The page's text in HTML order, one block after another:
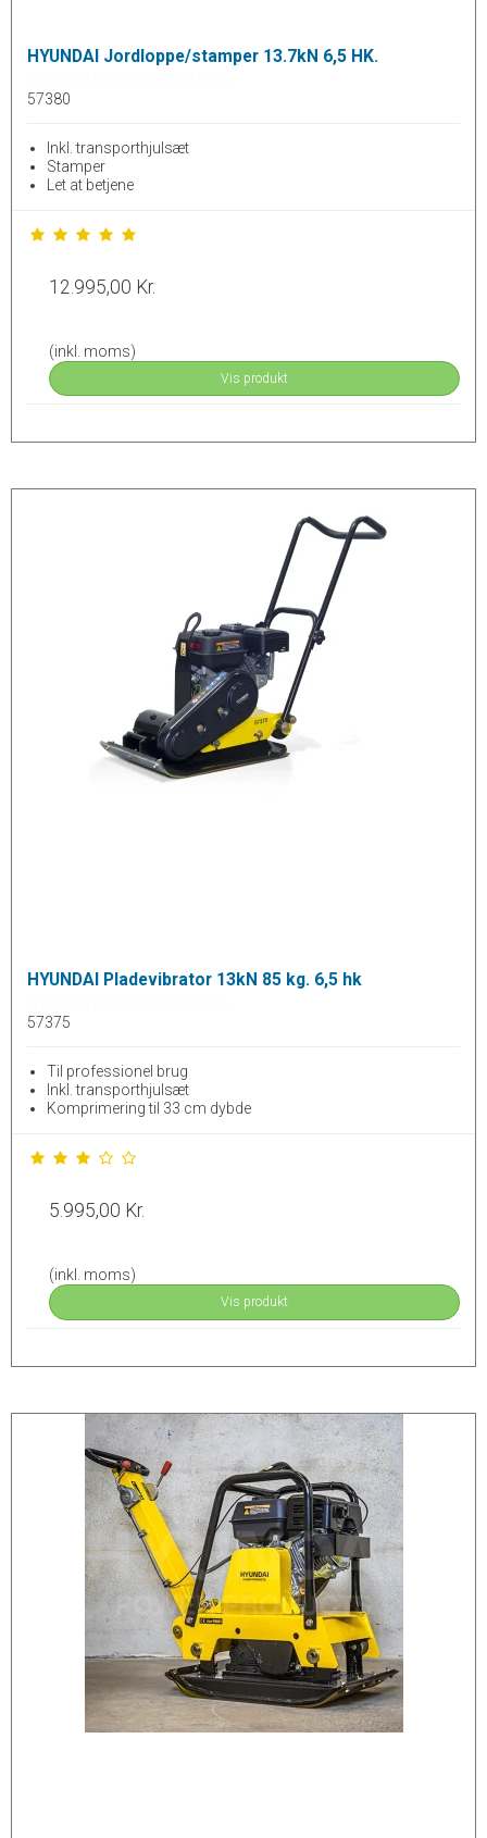
HYUNDAI Jordloppe/stamper 13.7kN 6,5 HK.
57380
Inkl. transporthjulsæt
Stamper
Let at betjene
12.995,00 Kr.
(inkl. moms)
Vis produkt
HYUNDAI Pladevibrator 13kN 85 kg. 6,5 hk
57375
Til professionel brug
Inkl. transporthjulsæt
Komprimering til 33 cm dybde
5.995,00 Kr.
(inkl. moms)
Vis produkt